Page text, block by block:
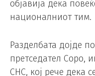
објавија дека
националниот тим.
Разделбата дојде
претседател Соро,
СНС, кој рече дека